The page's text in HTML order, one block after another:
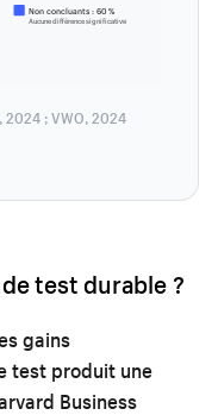
Non concluants : 60 %
Aucune différence significative
2024 ; VWO, 2024
test durable ?
gains
test produit une
Business